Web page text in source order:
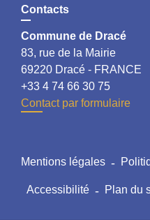
Contacts
Commune de Dracé
83, rue de la Mairie
69220 Dracé - FRANCE
+33 4 74 66 30 75
Contact par formulaire
Mentions légales -
Accessibilité - Plan du